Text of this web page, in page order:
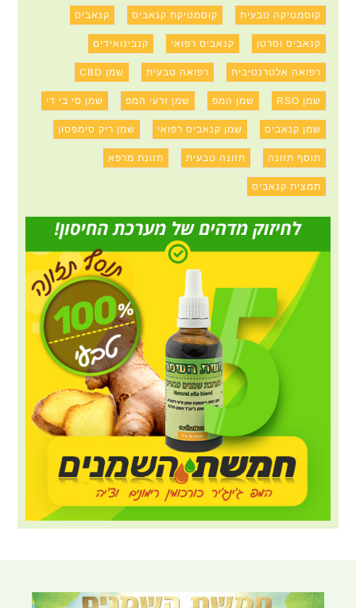
קוסמטיקה טבעית קוסמטיקת קנאביס קנאביס
קנאביס וסרטן קנאביס רפואי קנבינואידים
רפואה אלטרנטיבית רפואה טבעית שמן CBD
שמן RSO שמן המפ שמן זרעי המפ שמן סי בי די
שמן קנאביס שמן קנאביס רפואי שמן ריק סימפסון
תוסף תזונה תזונה טבעית תזונת מרפא
תמצית קנאביס